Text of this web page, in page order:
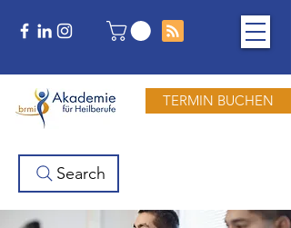
TERMIN BUCHEN
Search